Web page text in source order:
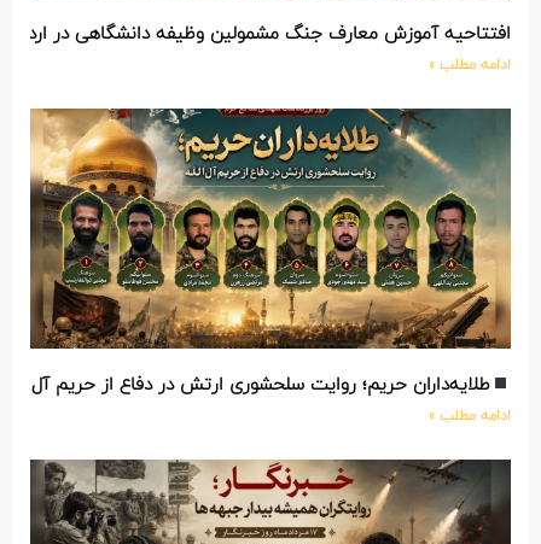
آموزش معارف جنگ مشمولین وظیفه دانشگاهی در اردوگاه
مطلب »
طلایه‌داران حریم؛ روایت سلحشوری ارتش در دفاع از حریم آل‌الله
مطلب »